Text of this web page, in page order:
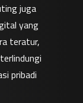
juga
yang
teratur,
pribadi